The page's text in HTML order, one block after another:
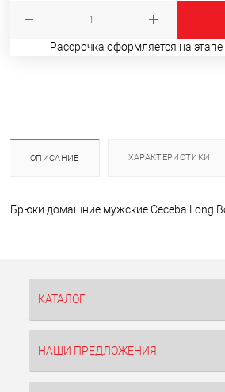
Рассрочка оформляется на
ОПИСАНИЕ ХАРАКТЕРИСТИКИ
Брюки домашние мужские Ceceba Long
КАТАЛОГ
НАШИ ПРЕДЛОЖЕНИЯ